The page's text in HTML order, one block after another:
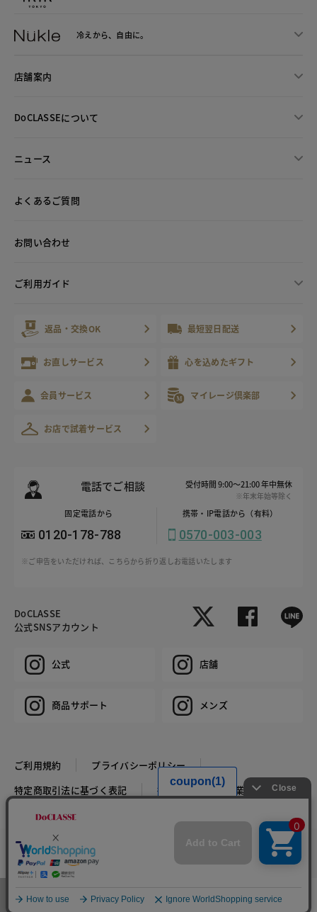
カラー・サイズを選択する
冷えから、 自由に。
店舗案内
DoCLASSEについて
ニュース
よくあるご質問
お問い合わせ
ご利用ガイド
返品・交換OK 最短翌日配送
お直しサービス 心を込めたギフト
会員サービス マイレージ倶楽部
お店で試着サービス
電話でご相談 受付時間 9:00～21:00 年中無休
※年末年始等除く
固定電話から
0120-178-788
携帯・IP電話から（有料）
0570-003-003
※ご申告をいただければ、こちらから折り返しお電話いたします
DoCLASSE
公式SNSアカウント
公式 店舗
商品サポート メンズ
ご利用規約
プライバシーポリシー
特定商取引法に基づく表記
推奨環境 企業情報
COPYRIGHT © DoCLASSE ALL RIGHTS RESERVED.